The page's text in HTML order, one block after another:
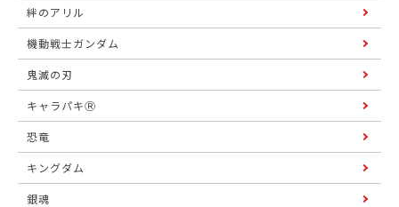
絆のアリル
機動戦士ガンダム
鬼滅の刃
キャラパキⓇ
恐竜
キングダム
銀魂